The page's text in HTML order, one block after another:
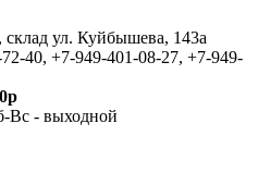
ул. Куйбышева, 143а
40, +7-949-401-08-27, +7-949-
Вс - выходной